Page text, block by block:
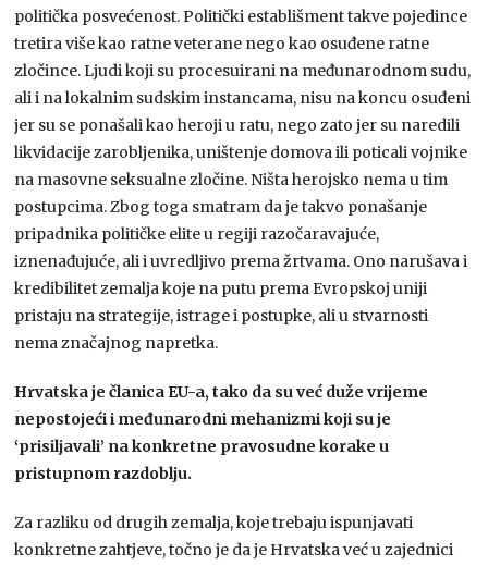
politička posvećenost. Politički establišment takve pojedince
tretira više kao ratne veterane nego kao osuđene ratne
zločince. Ljudi koji su procesuirani na međunarodnom sudu,
ali i na lokalnim sudskim instancama, nisu na koncu osuđeni
jer su se ponašali kao heroji u ratu, nego zato jer su naredili
likvidacije zarobljenika, uništenje domova ili poticali vojnike
na masovne seksualne zločine. Ništa herojsko nema u tim
postupcima. Zbog toga smatram da je takvo ponašanje
pripadnika političke elite u regiji razočaravajuće,
iznenađujuće, ali i uvredljivo prema žrtvama. Ono narušava i
kredibilitet zemalja koje na putu prema Evropskoj uniji
pristaju na strategije, istrage i postupke, ali u stvarnosti
nema značajnog napretka.
Hrvatska je članica EU-a, tako da su već duže vrijeme
nepostojeći i međunarodni mehanizmi koji su je
‘prisiljavali’ na konkretne pravosudne korake u
pristupnom razdoblju.
Za razliku od drugih zemalja, koje trebaju ispunjavati
konkretne zahtjeve, točno je da je Hrvatska već u zajednici